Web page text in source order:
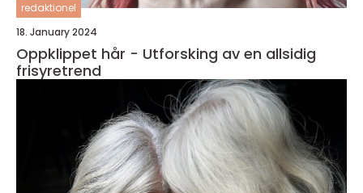
redaktionel
18. January 2024
Oppklippet hår - Utforsking av en allsidig
frisyretrend